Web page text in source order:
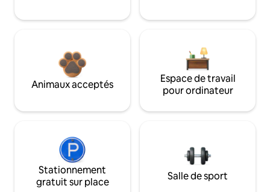
Animaux acceptés
Espace de travail
pour ordinateur
Stationnement
gratuit sur place
Salle de sport